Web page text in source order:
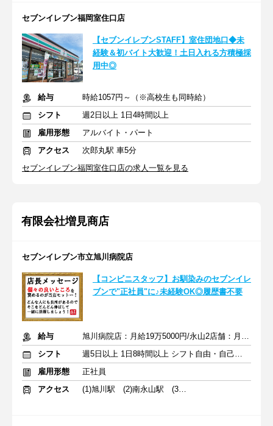
セブンイレブン福岡室住口店
【セブンイレブンSTAFF】室住団地口◆未
経験＆初バイト大歓迎！土日入れる方積極採
用中◎
給与
時給1057円～（※高校生も同時給）
シフト
週2日以上 1日4時間以上
雇用形態
アルバイト・パート
アクセス
次郎丸駅 車5分
セブンイレブン福岡室住口店の求人一覧を見る
有限会社増見商店
セブンイレブン市立旭川病院店
【コンビニスタッフ】お馴染みのセブンイレ
ブンで"正社員"に♪未経験OK◎履歴書不要
給与
旭川病院店：月給19万5000円/永山2店舗：月給20万5000円
シフト
週5日以上 1日8時間以上 シフト自由・自己申告
雇用形態
正社員
アクセス
(1)旭川駅 (2)南永山駅 (3)永山駅